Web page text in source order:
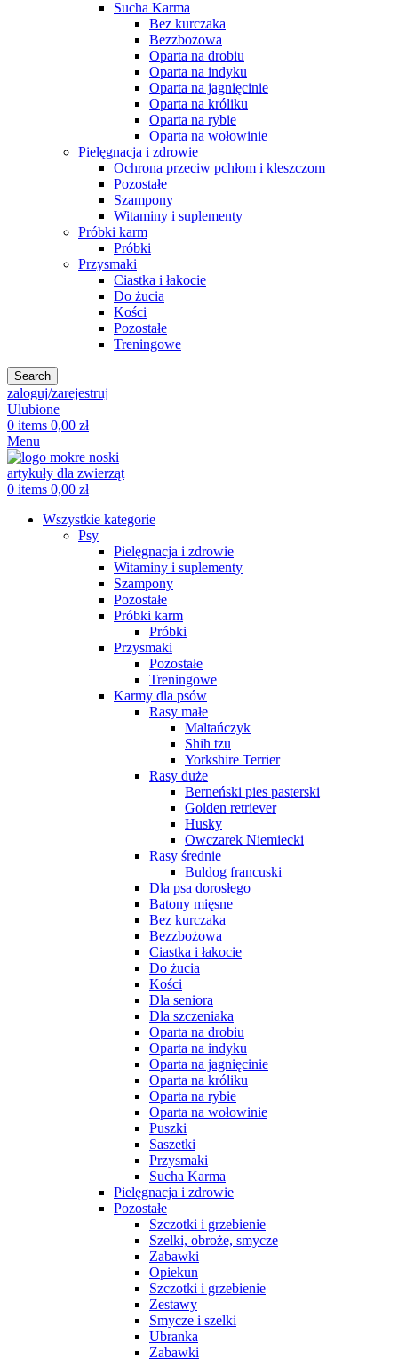
Sucha Karma
Bez kurczaka
Bezzbożowa
Oparta na drobiu
Oparta na indyku
Oparta na jagnięcinie
Oparta na króliku
Oparta na rybie
Oparta na wołowinie
Pielęgnacja i zdrowie
Ochrona przeciw pchłom i kleszczom
Pozostałe
Szampony
Witaminy i suplementy
Próbki karm
Próbki
Przysmaki
Ciastka i łakocie
Do żucia
Kości
Pozostałe
Treningowe
Search
zaloguj/zarejestruj
Ulubione
0 items 0,00 zł
Menu
0 items 0,00 zł
Wszystkie kategorie
Psy
Pielęgnacja i zdrowie
Witaminy i suplementy
Szampony
Pozostałe
Próbki karm
Próbki
Przysmaki
Pozostałe
Treningowe
Karmy dla psów
Rasy małe
Maltańczyk
Shih tzu
Yorkshire Terrier
Rasy duże
Berneński pies pasterski
Golden retriever
Husky
Owczarek Niemiecki
Rasy średnie
Buldog francuski
Dla psa dorosłego
Batony mięsne
Bez kurczaka
Bezzbożowa
Ciastka i łakocie
Do żucia
Kości
Dla seniora
Dla szczeniaka
Oparta na drobiu
Oparta na indyku
Oparta na jagnięcinie
Oparta na króliku
Oparta na rybie
Oparta na wołowinie
Puszki
Saszetki
Przysmaki
Sucha Karma
Pielęgnacja i zdrowie
Pozostałe
Szczotki i grzebienie
Szelki, obroże, smycze
Zabawki
Opiekun
Szczotki i grzebienie
Zestawy
Smycze i szelki
Ubranka
Zabawki